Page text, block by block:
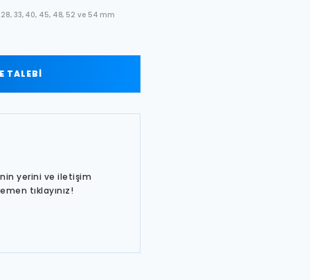
33, 40, 45, 48, 52 ve 54 mm
TALEBİ
yerini ve iletişim
tıklayınız!